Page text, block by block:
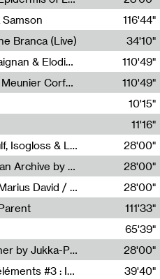
116'44"
Branca (Live)
34'10"
Écouter sans les yeux : Liza Maignan & Elodie Lecat
110'49"
Écouter sans les yeux : Esther Meunier Corfdyr
110'49"
10'15"
11'16"
Radia Show #1111 : Schisma Gulf, Isogloss & Lament For The Old Clock By Harvey Young / Resonance
28'00"
Radia Show #1110 : Freeze, Asian Archive by Avita Maheen / Radio Worm
28'00"
Radia Show #1109 : Funfair by Marius David / JET FM
28'00"
111'33"
Sarah Tritz,Elene Lapiashivili,Justin Marconnet,Mateo Cuche,Esther Lechevalier,Suzie Lecroart,Romance Castelet
65'39"
Radia Show #1108 : as or another by Jukka-Pekka Kervinen / Rádio Zero
28'00"
Sous le paysage - Habiter les éléments #3 : Interprétations, rituels et symboliques des éléments
39'40"